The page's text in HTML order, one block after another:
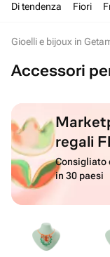
Di tendenza Fiori
Gioelli e bijoux in
Accessori
regali
Consigliato
in 30 paesi